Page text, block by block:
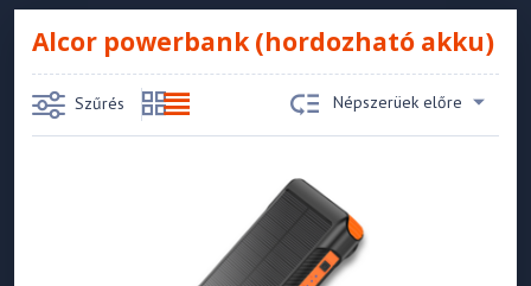
Alcor powerbank (hordozható akku)
Szűrés Népszerüek előre